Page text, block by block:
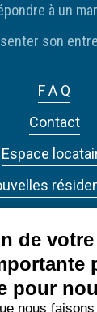
à un
son
F A Q
Contact
Espace
de
pour
nous